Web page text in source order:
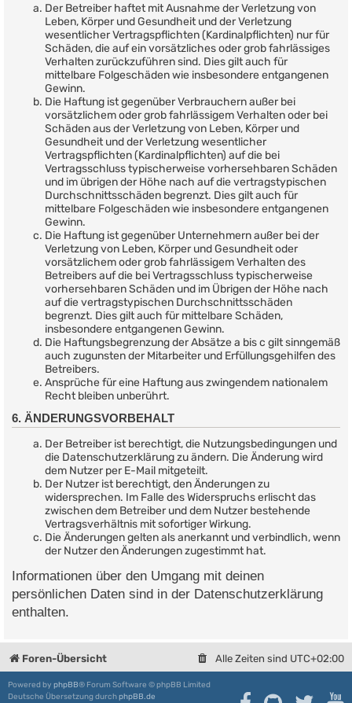
Der Betreiber haftet mit Ausnahme der Verletzung von
Leben, Körper und Gesundheit und der Verletzung
wesentlicher Vertragspflichten (Kardinalpflichten) nur für
Schäden, die auf ein vorsätzliches oder grob fahrlässiges
Verhalten zurückzuführen sind. Dies gilt auch für
mittelbare Folgeschäden wie insbesondere entgangenen
Gewinn.
Die Haftung ist gegenüber Verbrauchern außer bei
vorsätzlichem oder grob fahrlässigem Verhalten oder bei
Schäden aus der Verletzung von Leben, Körper und
Gesundheit und der Verletzung wesentlicher
Vertragspflichten (Kardinalpflichten) auf die bei
Vertragsschluss typischerweise vorhersehbaren Schäden
und im übrigen der Höhe nach auf die vertragstypischen
Durchschnittsschäden begrenzt. Dies gilt auch für
mittelbare Folgeschäden wie insbesondere entgangenen
Gewinn.
Die Haftung ist gegenüber Unternehmern außer bei der
Verletzung von Leben, Körper und Gesundheit oder
vorsätzlichem oder grob fahrlässigem Verhalten des
Betreibers auf die bei Vertragsschluss typischerweise
vorhersehbaren Schäden und im Übrigen der Höhe nach
auf die vertragstypischen Durchschnittsschäden
begrenzt. Dies gilt auch für mittelbare Schäden,
insbesondere entgangenen Gewinn.
Die Haftungsbegrenzung der Absätze a bis c gilt sinngemäß
auch zugunsten der Mitarbeiter und Erfüllungsgehilfen des
Betreibers.
Ansprüche für eine Haftung aus zwingendem nationalem
Recht bleiben unberührt.
6. ÄNDERUNGSVORBEHALT
Der Betreiber ist berechtigt, die Nutzungsbedingungen und
die Datenschutzerklärung zu ändern. Die Änderung wird
dem Nutzer per E-Mail mitgeteilt.
Der Nutzer ist berechtigt, den Änderungen zu
widersprechen. Im Falle des Widerspruchs erlischt das
zwischen dem Betreiber und dem Nutzer bestehende
Vertragsverhältnis mit sofortiger Wirkung.
Die Änderungen gelten als anerkannt und verbindlich, wenn
der Nutzer den Änderungen zugestimmt hat.
Informationen über den Umgang mit deinen
persönlichen Daten sind in der Datenschutzerklärung
enthalten.
Foren-Übersicht Alle Zeiten sind UTC+02:00
Powered by phpBB® Forum Software © phpBB Limited
Deutsche Übersetzung durchphpBB.de